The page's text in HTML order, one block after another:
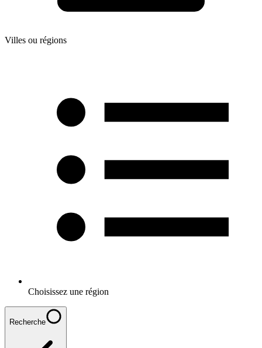
Villes ou régions
Choisissez une région
Recherche